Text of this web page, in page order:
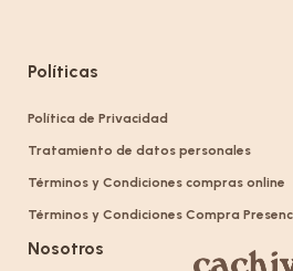
Políticas
Política de Privacidad
Tratamiento de datos personales
Términos y Condiciones compras online
Términos y Condiciones Compra
Nosotros